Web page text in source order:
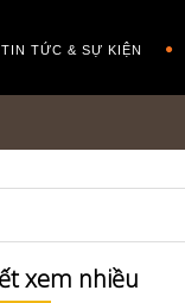
TIN TỨC & SỰ KIỆN
xem nhiều